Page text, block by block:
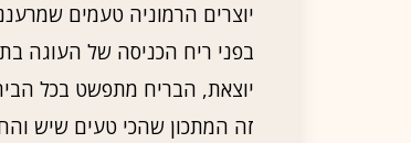
יוצרים הרמוניה טעמים
בפני ריח הכניסה של העוגה
יוצאת, הבריח מתפשט בכל
זה המתכון שהכי טעים שיש